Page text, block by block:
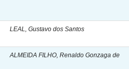
LEAL, Gustavo dos Santos
ALMEIDA FILHO, Renaldo Gonzaga de